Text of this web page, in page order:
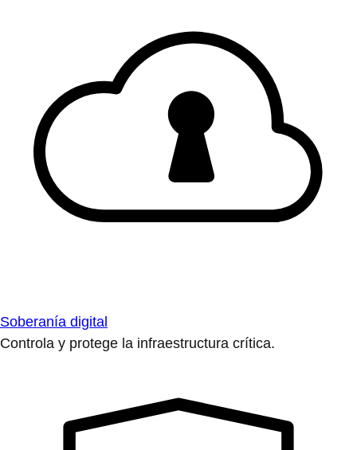
Soberanía digital
Controla y protege la infraestructura crítica.